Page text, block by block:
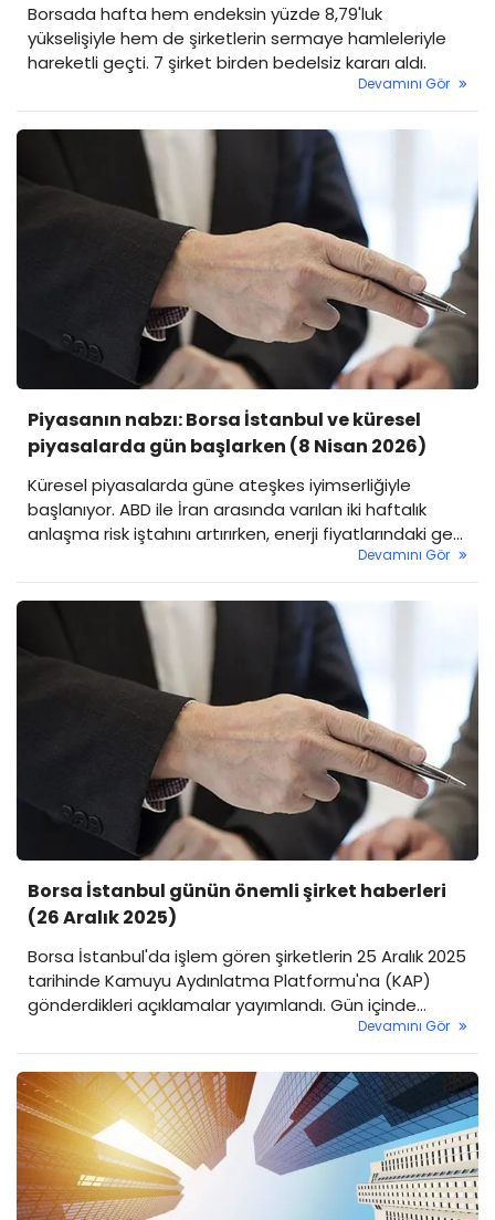
Borsada hafta hem endeksin yüzde 8,79'luk
yükselişiyle hem de şirketlerin sermaye hamleleriyle
hareketli geçti. 7 şirket birden bedelsiz kararı aldı.
Devamını Gör
Piyasanın nabzı: Borsa İstanbul ve küresel
piyasalarda gün başlarken (8 Nisan 2026)
Küresel piyasalarda güne ateşkes iyimserliğiyle
başlanıyor. ABD ile İran arasında varılan iki haftalık
anlaşma risk iştahını artırırken, enerji fiyatlarındaki geri
çekilme ve zayıflayan doların etkisiyle piyasalarda
alıcılı seyir öne çıkıyor. Gözler bir yandan ABD’den
gelecek FOMC tutanakları ve TÜFE verilerine çevrilirken,
Borsa İstanbul’da da güne pozitif başlangıç beklentisi
dikkat çekiyor.
Devamını Gör
Borsa İstanbul günün önemli şirket haberleri
(26 Aralık 2025)
Borsa İstanbul'da işlem gören şirketlerin 25 Aralık 2025
tarihinde Kamuyu Aydınlatma Platformu'na (KAP)
gönderdikleri açıklamalar yayımlandı. Gün içinde
çeşitli şirketlerde sözleşme imzaları, yatırım kararları,
pay satışları, borçlanma aracı ihraçları ve sermaye
artırımı gibi birçok önemli gelişme öne çıktı. İşte 25
Aralık 2025 tarihli şirket duyurularından öne çıkan
başlıklar…
Devamını Gör